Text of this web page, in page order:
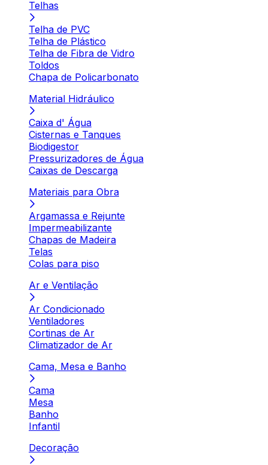
Telhas
Telha de PVC
Telha de Plástico
Telha de Fibra de Vidro
Toldos
Chapa de Policarbonato
Material Hidráulico
Caixa d' Água
Cisternas e Tanques
Biodigestor
Pressurizadores de Água
Caixas de Descarga
Materiais para Obra
Argamassa e Rejunte
Impermeabilizante
Chapas de Madeira
Telas
Colas para piso
Ar e Ventilação
Ar Condicionado
Ventiladores
Cortinas de Ar
Climatizador de Ar
Cama, Mesa e Banho
Cama
Mesa
Banho
Infantil
Decoração